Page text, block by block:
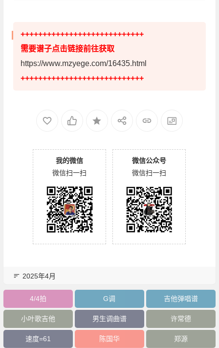
++++++++++++++++++++++++++++
需要谱子点击链接前往获取
https://www.mzyege.com/16435.html
++++++++++++++++++++++++++++
我的微信
微信扫一扫
微信公众号
微信扫一扫
2025年4月
4/4拍 G调 吉他弹唱谱
小叶歌吉他 男生调曲谱 许常德
速度=61 陈国华 郑源